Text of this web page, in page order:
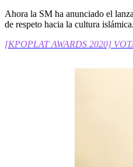
Ahora la SM ha anunciado el
de respeto hacia la cultura
[KPOPLAT AWARDS 2020]